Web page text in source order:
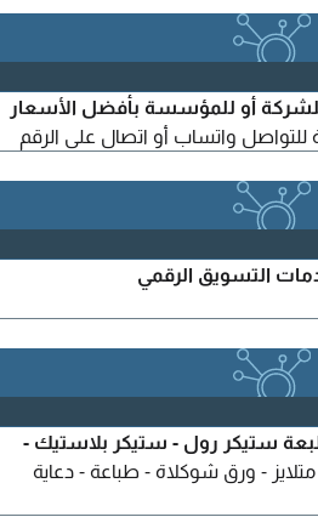
التسويق الالكتروني واستهداف
أو للمؤسسة بأفضل الأسعار
للتواصل واتساب أو اتصال على الرقم
التسويق الرقمي
ستيكر رول - ستيكر بلاستيك -
- ورق شوكلاة - طباعة - دعاية